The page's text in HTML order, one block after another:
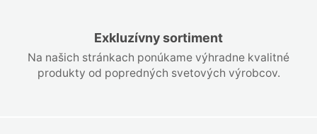
Exkluzívny sortiment
Na našich stránkach ponúkame výhradne kvalitné
produkty od popredných svetových výrobcov.